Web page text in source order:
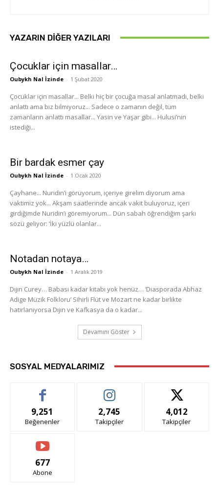
YAZARIN DIĞER YAZILARI
Çocuklar için masallar…
Oubykh Nal İzinde - 1 Şubat 2020
Çocuklar için masallar... Belki hiç bir çocuğa masal anlatmadı, belki
anlattı ama biz bilmiyoruz... Sadece o zamanın değil, tüm
zamanların anlattı masallar... Yasin ve Yaşar gibi... Hulusi’nin
istediği...
Bir bardak esmer çay
Oubykh Nal İzinde - 1 Ocak 2020
Çayhane... Nuridin’i görüyorum, içeriye girelim diyorum ama
vaktimiz yok... Akşam saatlerinde ancak vakit buluyoruz, içeri
girdiğimde Nuridin’i göremiyorum... Dün sabah öğrendiğim şarkı
sözü geliyor: ‘İki yüzlü olanlar...
Notadan notaya…
Oubykh Nal İzinde - 1 Aralık 2019
Dıjın Curey… Babası kadar kitabı yok henüz… ‘Diasporada Abhaz
Adige Müzik Folkloru’ Sihirli Flüt ve Mozart ne kadar birlikte
hatırlanıyorsa Dıjın ve Kafkasya da o kadar...
Devamını Göster
SOSYAL MEDYALARIMIZ
9,251
Beğenenler
2,745
Takipçiler
4,012
Takipçiler
677
Abone